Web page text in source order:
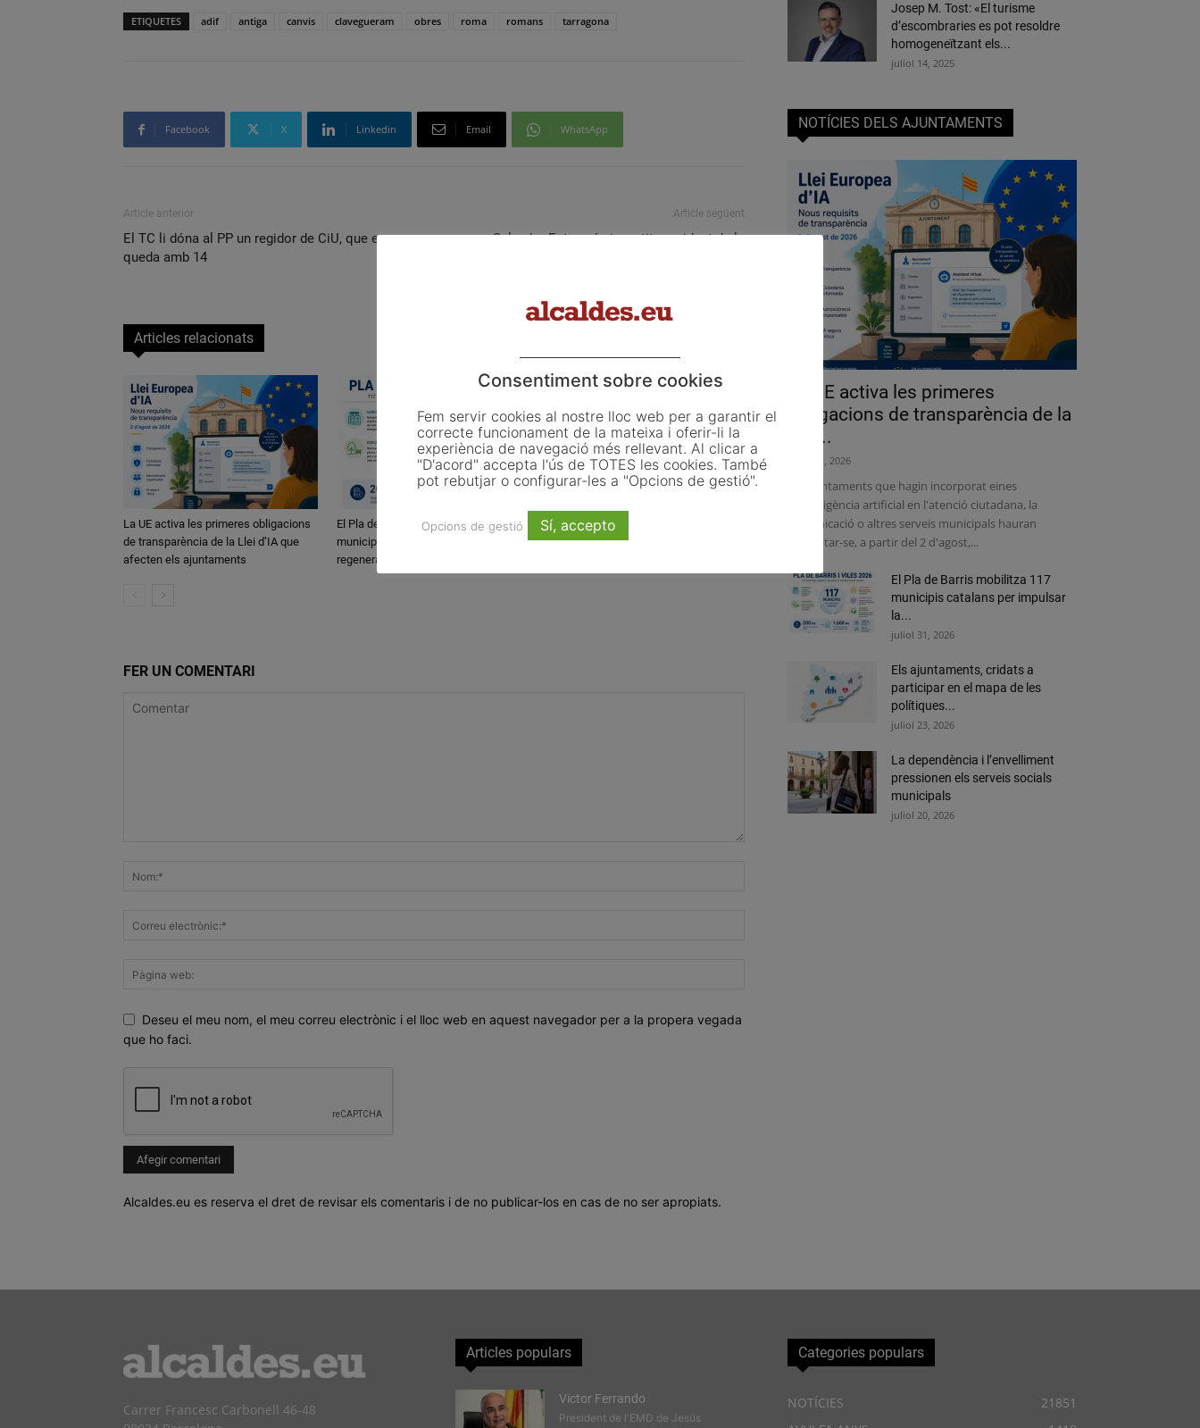
ETIQUETES adif antiga canvis clavegueram obres roma romans tarragona
Facebook X Linkedin Email WhatsApp
Article anterior
El TC li dóna al PP un regidor de CiU, que es
queda amb 14
Article següent
Salvador Esteve és investit president de la
Articles relacionats
La UE activa les primeres obligacions
de transparència de la Llei d’IA que
afecten els ajuntaments
El Pla de Barris mobilitza 117
municipis catalans per impulsar la
regeneració urbana
TESTAREG reforça la cooperació
transfronterera per impulsar el relleu
FER UN COMENTARI
Deseu el meu nom, el meu correu electrònic i el lloc web en aquest navegador per a la propera vegada
que ho faci.
Alcaldes.eu es reserva el dret de revisar els comentaris i de no publicar-los en cas de no ser apropiats.
Josep M. Tost: «El turisme
d’escombraries es pot resoldre
homogeneïtzant els...
juliol 14, 2025
NOTÍCIES DELS AJUNTAMENTS
La UE activa les primeres
obligacions de transparència de la
Llei...
juliol 31, 2026
Els ajuntaments que hagin incorporat eines
d'intel·ligència artificial en l'atenció ciutadana, la
comunicació o altres serveis municipals hauran
d'adaptar-se, a partir del 2 d'agost,...
El Pla de Barris mobilitza 117
municipis catalans per impulsar
la...
juliol 31, 2026
Els ajuntaments, cridats a
participar en el mapa de les
polítiques...
juliol 23, 2026
La dependència i l’envelliment
pressionen els serveis socials
municipals
juliol 20, 2026
Carrer Francesc Carbonell 46-48
Articles populars
Victor Ferrando
President de l'EMD de Jesús
Categories populars
NOTÍCIES
21851
Consentiment sobre cookies
Fem servir cookies al nostre lloc web per a garantir el
correcte funcionament de la mateixa i oferir-li la
experiència de navegació més rellevant. Al clicar a
"D'acord" accepta l'ús de TOTES les cookies. També
pot rebutjar o configurar-les a "Opcions de gestió".
Opcions de gestió Sí, accepto